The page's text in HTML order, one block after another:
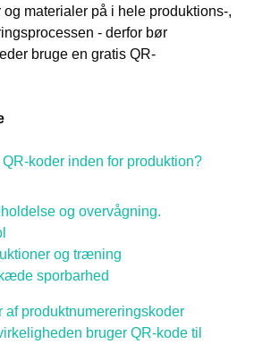
materialer på i hele produktions-,
- derfor bør
bruge en gratis QR-
koder inden for produktion?
og overvågning.
og træning
sporbarhed
af produktnumereringskoder
bruger QR-kode til